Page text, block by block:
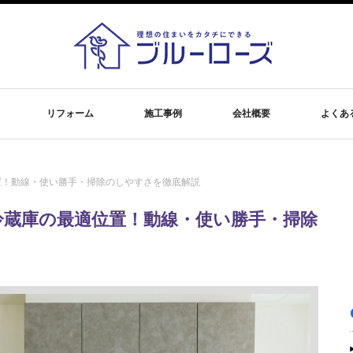
リフォーム 施工事例 会社概要 よくあ
動線・使い勝手・掃除のしやすさを徹底解説
庫の最適位置！動線・使い勝手・掃除